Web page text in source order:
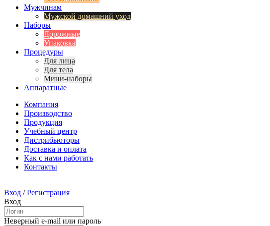
Мужчинам
Мужской домашний уход
Наборы
Дорожные
Упаковка
Процедуры
Для лица
Для тела
Мини-наборы
Аппаратные
Компания
Производство
Продукция
Учебный центр
Дистрибьюторы
Доставка и оплата
Как с нами работать
Контакты
Вход / Регистрация
Вход
Неверный e-mail или пароль